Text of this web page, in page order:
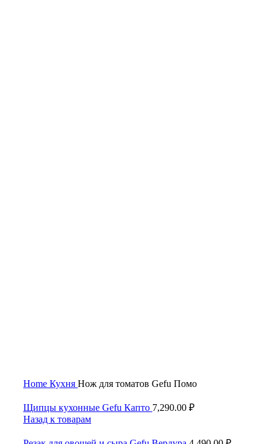
Home Кухня Нож для томатов Gefu Помо
Щипцы кухонные Gefu Капто 7,290.00 ₽
Назад к товарам